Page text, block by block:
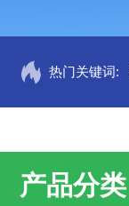
热门关键词:
产品分类